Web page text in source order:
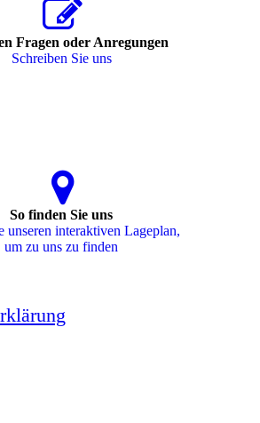
Fragen oder Anregungen
Schreiben Sie uns
So finden Sie uns
unseren interaktiven La­ge­plan,
um zu uns zu finden